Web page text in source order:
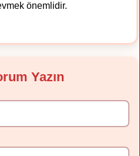
önemlidir.
Yazın